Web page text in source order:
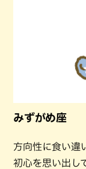
みずがめ座
方向性に食い違
初心を思い出し